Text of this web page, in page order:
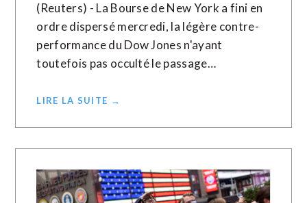
(Reuters) - La Bourse de New York a fini en
ordre dispersé mercredi, la légère contre-
performance du Dow Jones n'ayant
toutefois pas occulté le passage…
LIRE LA SUITE →